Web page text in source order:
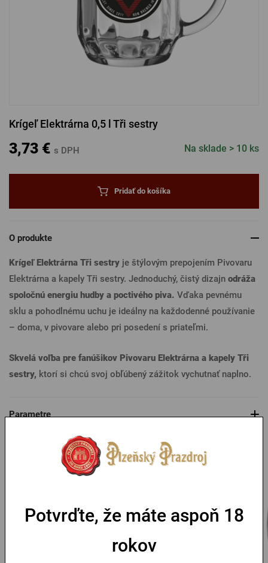
PRIHLÁSIŤ SA CEZ FACEBOOK
PRIHLÁSIŤ SA CEZ SEZNAM
Krígeľ Elektrárna 0,5 l Tři sestry
3,73 € s DPH Na sklade > 10 ks
Pridať do košíka
O produkte
Krígeľ Elektrárna Tři sestry je štýlovým prepojením Pivovaru
Elektrárna a kapely Tři sestry. Jednoduchý, čistý dizajn odráža
spoločnú energiu hudby a poctivého piva. Vďaka pevnému
sklu a pohodlnému uchu je ideálny na každodenné používanie
– doma, v pivovare alebo pri posedení s priateľmi.
Skvelá voľba pre fanúšikov Pivovaru Elektrárna a kapely Tři
sestry, ktorí si chcú svoj obľúbený zážitok vychutnať naplno.
Parametre
Mohlo by sa vám páčiť
Potvrďte, že máte aspoň 18
rokov